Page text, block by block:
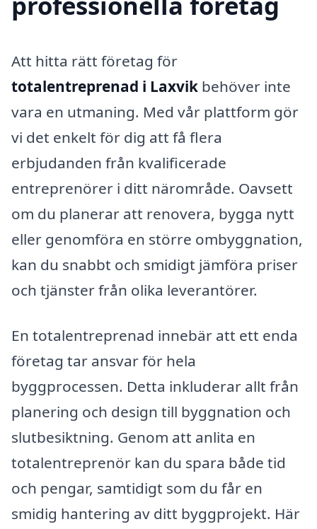
Att hitta rätt företag för
totalentreprenad i Laxvik behöver inte
vara en utmaning. Med vår plattform gör
vi det enkelt för dig att få flera
erbjudanden från kvalificerade
entreprenörer i ditt närområde. Oavsett
om du planerar att renovera, bygga nytt
eller genomföra en större ombyggnation,
kan du snabbt och smidigt jämföra priser
och tjänster från olika leverantörer.
En totalentreprenad innebär att ett enda
företag tar ansvar för hela
byggprocessen. Detta inkluderar allt från
planering och design till byggnation och
slutbesiktning. Genom att anlita en
totalentreprenör kan du spara både tid
och pengar, samtidigt som du får en
smidig hantering av ditt byggprojekt. Här